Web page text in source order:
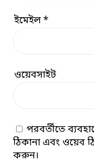
ইমেইল*
ওয়েবসাইট
পরবর্তীতে
ঠিকানা এবং ওয়েব
করুন।